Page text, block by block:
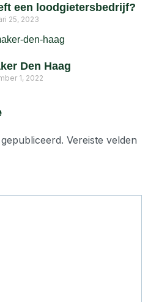
een loodgietersbedrijf?
25, 2023
Den Haag
1, 2022
Vereiste velden